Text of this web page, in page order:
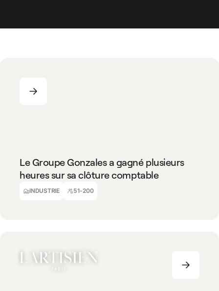
Le Groupe Gonzales a gagné plusieurs
heures sur sa clôture comptable
INDUSTRIE 51-200
Olivier Cade
DAF, Groupe Gonzales